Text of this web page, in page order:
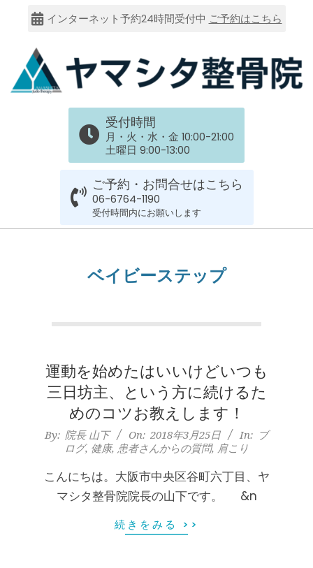
content
インターネット予約24時間受付中 ご予約はこちら
大
谷
受付時間
月・火・水・金 10:00-21:00
土曜日 9:00-13:00
ご予約・お問合せはこちら
06-6764-1190
受付時間内にお願いします
ベイビーステップ
運動を始めたはいいけどいつも
三日坊主、という方に続けるた
めのコツお教えします！
2018-
25
By: 院長 山下 On: 2018年3月25日 In: ブ
ログ, 健康, 患者さんからの質問, 肩こり
こんにちは。大阪市中央区谷町六丁目、ヤ
マシタ整骨院院長の山下です。 &n
続きをみる >>
整形外科で水を抜きヒアルロン酸注射
をしても痛みが取れない膝痛で来院さ
れた患者さまの声
By: 院長 山下 On: 2026年5月23日
ジャンプやダッシュで膝のお皿の下が
痛い！膝蓋靭帯炎（ジャンパー膝）に
自分で貼れるテーピングのご紹介
By: 院長 山下 On: 2026年5月23日
ジャンプやダッシュで膝のお皿の下が
痛い！膝蓋靭帯炎になってしまったら
サポーターはつけるべき？